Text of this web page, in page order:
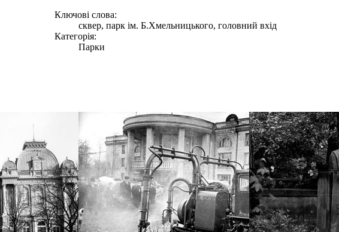
Ключові слова:
сквер, парк ім. Б.Хмельницького, головний вхід
Категорія:
Парки